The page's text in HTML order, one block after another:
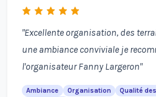
"Excellente organisation, des
une ambiance conviviale je
l'organisateur Fanny Largeron"
Ambiance Organisation Qualité